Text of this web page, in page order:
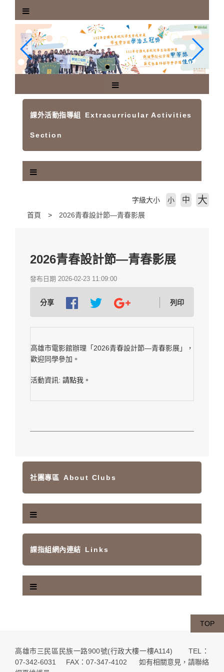
課外活動指導組 Extracurricular Activities
Section
首頁 2026青春設計節—青春影展
字級大小 小 中 大
2026青春設計節—青春影展
發布日期 2026-02-23 11:09:00
分享 列印
高雄市電影館辦理「2026青春設計節—青春影展」，
歡迎同學參加。
活動資訊: 請點我。
社團專區 About Clubs
課指組網內連結 Links
高雄市三民區民族一路900號(行政大樓一樓A114) TEL：
07-342-6031 FAX：07-347-4102 如有相關意見，請聯絡
TOP